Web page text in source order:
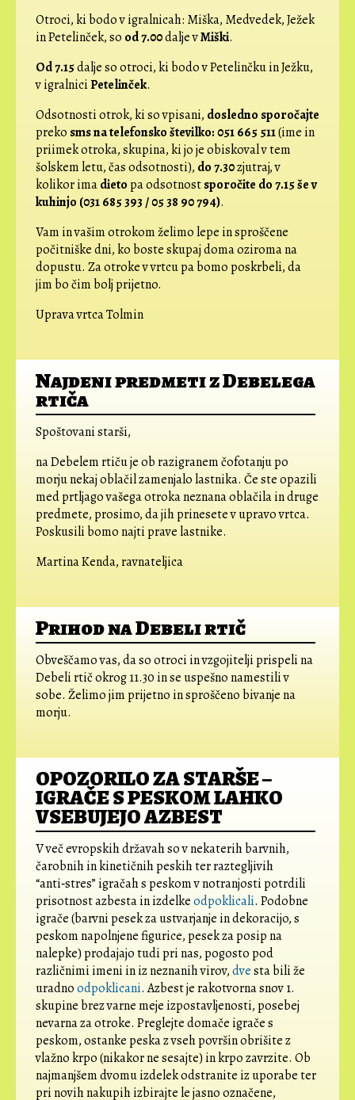
Otroci, ki bodo v igralnicah: Miška, Medvedek, Ježek
in Petelinček, so od 7.00dalje vMiški.
Od 7.15dalje so otroci, ki bodo v Petelinčku in Ježku,
v igralniciPetelinček.
Odsotnosti otrok, ki so vpisani, dosledno sporočajte
preko sms na telefonsko številko: 051 665 511(ime in
priimek otroka, skupina, ki jo je obiskoval v tem
šolskem letu, čas odsotnosti), do 7.30zjutraj, v
kolikor imadietopa odsotnostsporočite do 7.15 še v
kuhinjo (031 685 393 / 05 38 90 794).
Vam in vašim otrokom želimo lepe in sproščene
počitniške dni, ko boste skupaj doma oziroma na
dopustu. Za otroke v vrtcu pa bomo poskrbeli, da
jim bo čim bolj prijetno.
Uprava vrtca Tolmin
Najdeni predmeti z Debelega
rtiča
Spoštovani starši,
na Debelem rtiču je ob razigranem čofotanju po
morju nekaj oblačil zamenjalo lastnika. Če ste opazili
med prtljago vašega otroka neznana oblačila in druge
predmete, prosimo, da jih prinesete v upravo vrtca.
Poskusili bomo najti prave lastnike.
Martina Kenda, ravnateljica
Prihod na Debeli rtič
Obveščamo vas, da so otroci in vzgojitelji prispeli na
Debeli rtič okrog 11.30 in se uspešno namestili v
sobe. Želimo jim prijetno in sproščeno bivanje na
morju.
OPOZORILO ZA STARŠE –
IGRAČE S PESKOM LAHKO
VSEBUJEJO AZBEST
V več evropskih državah so v nekaterih barvnih,
čarobnih in kinetičnih peskih ter raztegljivih
“anti‑stres” igračah s peskom v notranjosti potrdili
prisotnost azbesta in izdelkeodpoklicali. Podobne
igrače (barvni pesek za ustvarjanje in dekoracijo, s
peskom napolnjene figurice, pesek za posip na
nalepke) prodajajo tudi pri nas, pogosto pod
različnimi imeni in iz neznanih virov,dvesta bili že
uradnoodpoklicani. Azbest je rakotvorna snov 1.
skupine brez varne meje izpostavljenosti, posebej
nevarna za otroke. Preglejte domače igrače s
peskom, ostanke peska z vseh površin obrišite z
vlažno krpo (nikakor ne sesajte) in krpo zavrzite. Ob
najmanjšem dvomu izdelek odstranite iz uporabe ter
pri novih nakupih izbirajte le jasno označene,